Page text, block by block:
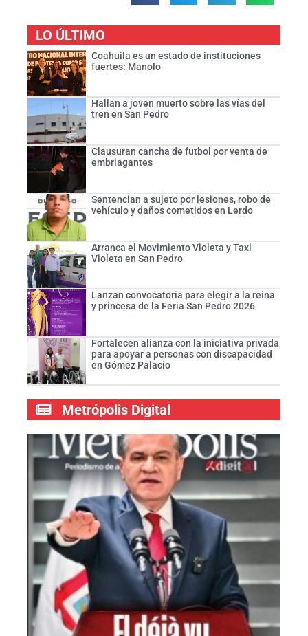
LO ÚLTIMO
Coahuila es un estado de instituciones
fuertes: Manolo
Hallan a joven muerto sobre las vías del
tren en San Pedro
Clausuran cancha de futbol por venta de
embriagantes
Sentencian a sujeto por lesiones, robo de
vehículo y daños cometidos en Lerdo
Arranca el Movimiento Violeta y Taxi
Violeta en San Pedro
Lanzan convocatoria para elegir a la reina
y princesa de la Feria San Pedro 2026
Fortalecen alianza con la iniciativa privada
para apoyar a personas con discapacidad
en Gómez Palacio
Metrópolis Digital